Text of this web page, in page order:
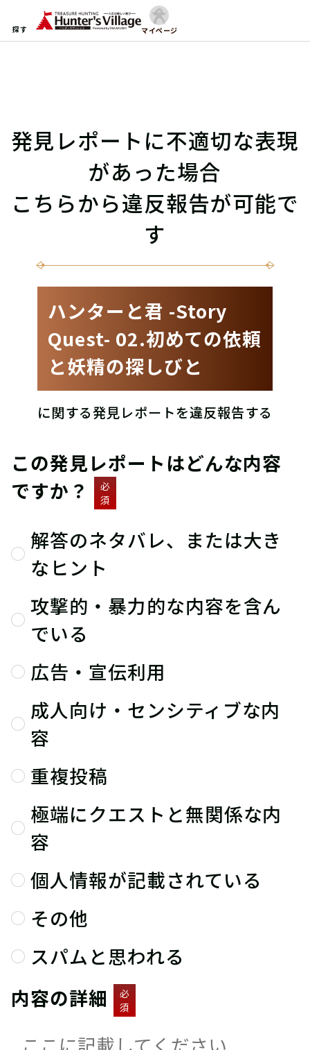
探す マイページ
発見レポートに不適切な表現
があった場合
こちらから違反報告が可能で
す
ハンターと君 -Story
Quest- 02.初めての依頼
と妖精の探しびと
に関する発見レポートを違反報告する
この発見レポートはどんな内容
ですか？
必
須
解答のネタバレ、または大き
なヒント
攻撃的・暴力的な内容を含ん
でいる
広告・宣伝利用
成人向け・センシティブな内
容
重複投稿
極端にクエストと無関係な内
容
個人情報が記載されている
その他
スパムと思われる
内容の詳細
必
須